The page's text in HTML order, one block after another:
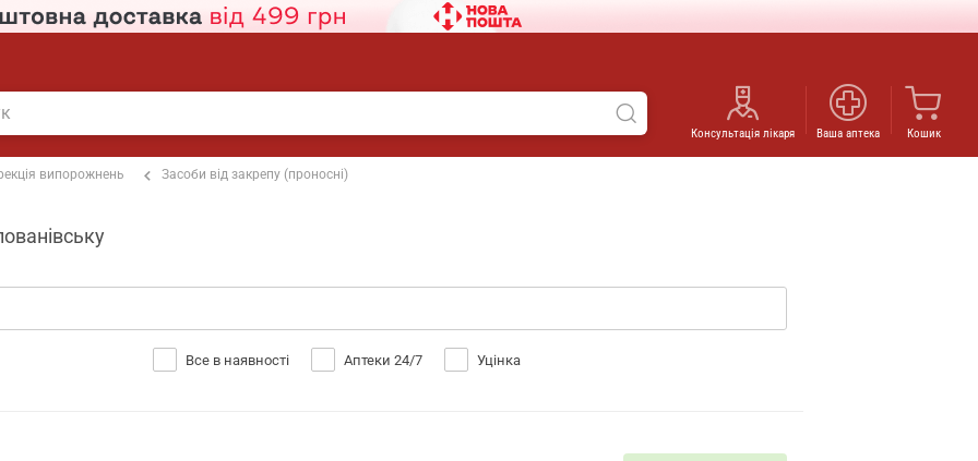
Консультація лікаря Ваша аптека Кошик
випорожнень Засоби від закрепу (проносні)
Все в наявності Аптеки 24/7 Уцінка